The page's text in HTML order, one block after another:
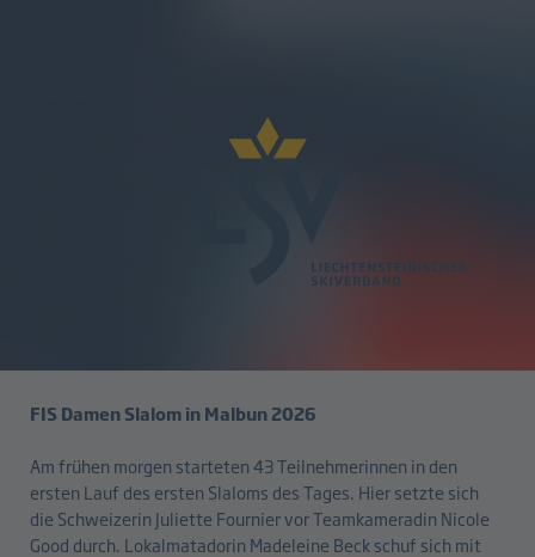
FIS Damen Slalom in Malbun 2026
Am frühen morgen starteten 43 Teilnehmerinnen in den
ersten Lauf des ersten Slaloms des Tages. Hier setzte sich
die Schweizerin Juliette Fournier vor Teamkameradin Nicole
Good durch. Lokalmatadorin Madeleine Beck schuf sich mit